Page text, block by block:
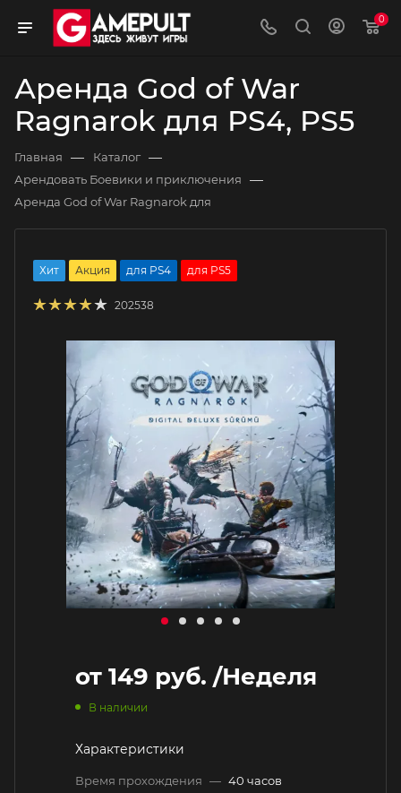
0
Аренда God of War
Ragnarok для PS4, PS5
Главная — Каталог —
Арендовать Боевики и приключения —
Аренда God of War Ragnarok для
Хит Акция для PS4 для PS5
202538
от 149 руб. /Неделя
В наличии
Характеристики
Время прохождения — 40 часов